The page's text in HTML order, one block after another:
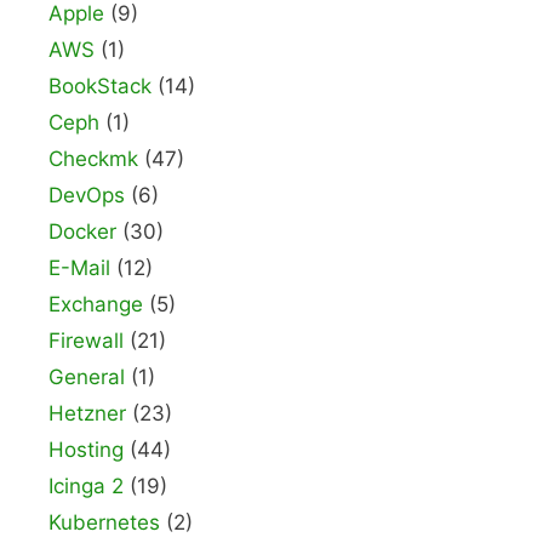
Apple (9)
AWS (1)
BookStack (14)
Ceph (1)
Checkmk (47)
DevOps (6)
Docker (30)
E-Mail (12)
Exchange (5)
Firewall (21)
General (1)
Hetzner (23)
Hosting (44)
Icinga 2 (19)
Kubernetes (2)